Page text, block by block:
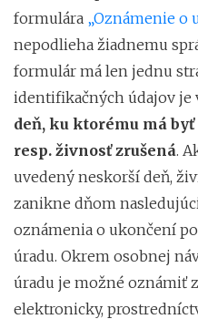
formulára „Oznámenie o
nepodlieha žiadnemu
formulár má len jednu
identifikačných údajov je
deň, ku ktorému má
resp. živnosť zrušená.
uvedený neskorší deň,
zanikne dňom
oznámenia o ukončení
úradu. Okrem osobnej
úradu je možné oznámiť
elektronicky,